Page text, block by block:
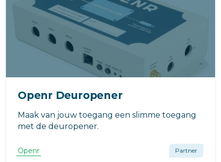
Openr Deuropener
Maak van jouw toegang een slimme toegang
met de deuropener.
Openr Partner